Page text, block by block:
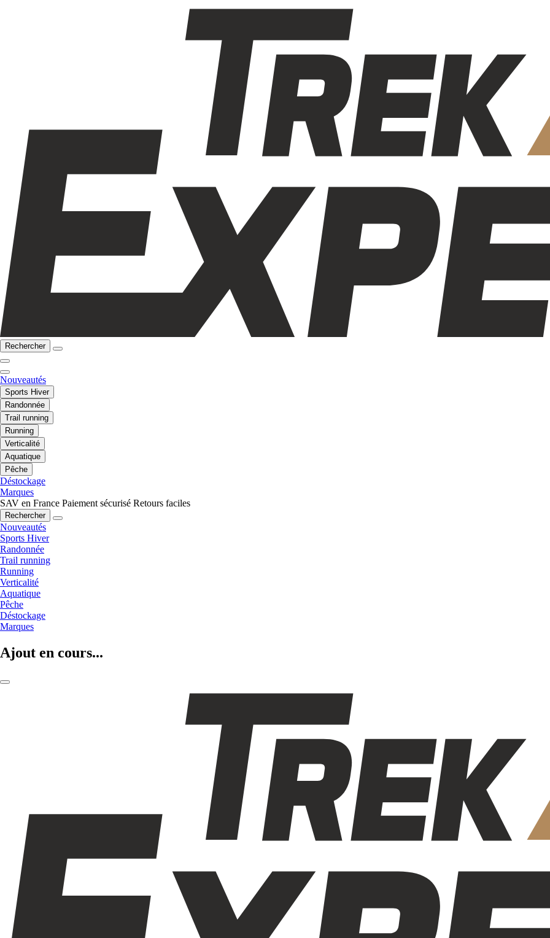
Rechercher
Nouveautés
Sports Hiver
Randonnée
Trail running
Running
Verticalité
Aquatique
Pêche
Déstockage
Marques
SAV en France Paiement sécurisé Retours faciles
Rechercher
Nouveautés
Sports Hiver
Randonnée
Trail running
Running
Verticalité
Aquatique
Pêche
Déstockage
Marques
Ajout en cours...